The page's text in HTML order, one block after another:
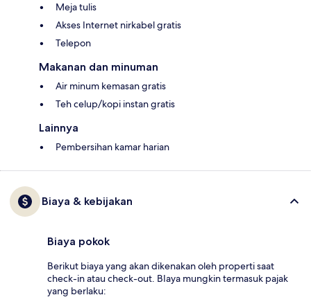
Meja tulis
Akses Internet nirkabel gratis
Telepon
Makanan dan minuman
Air minum kemasan gratis
Teh celup/kopi instan gratis
Lainnya
Pembersihan kamar harian
Biaya & kebijakan
Biaya pokok
Berikut biaya yang akan dikenakan oleh properti saat
check-in atau check-out. BIaya mungkin termasuk pajak
yang berlaku: